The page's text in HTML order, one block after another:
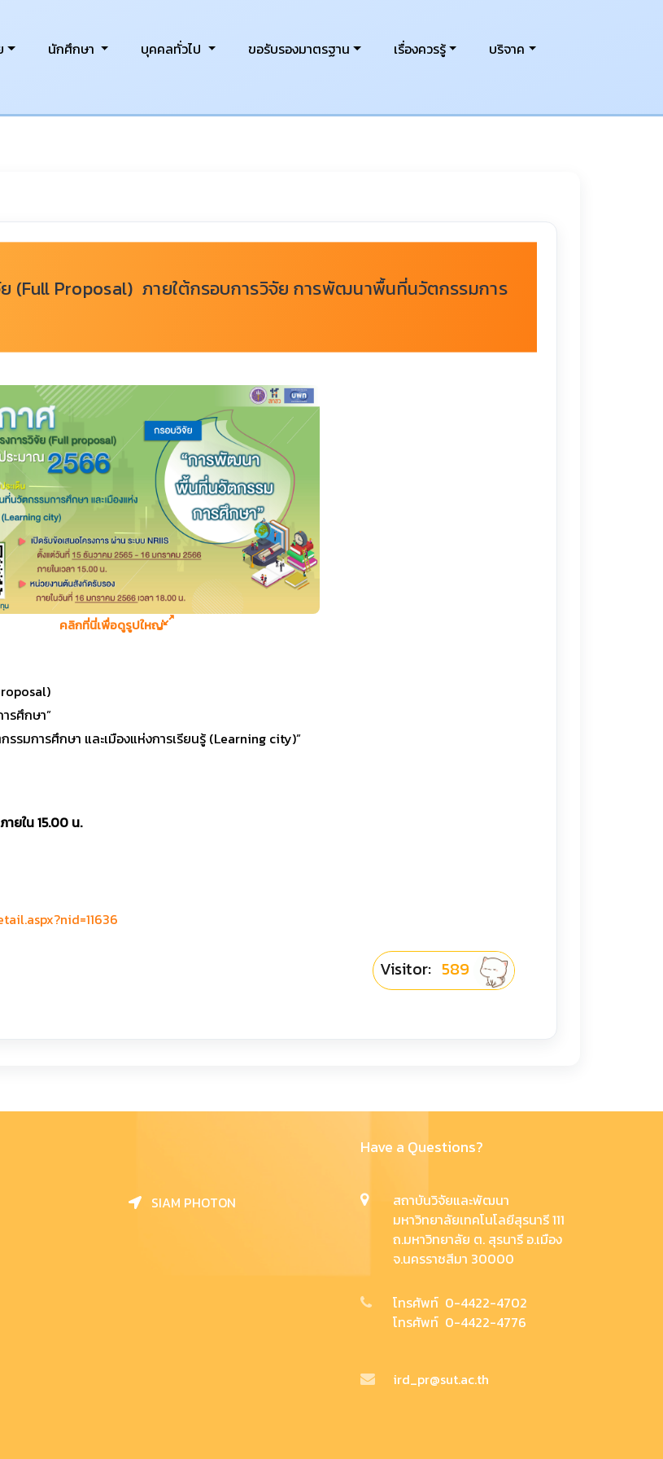
นักศึกษา บุคคลทั่วไป ขอรับรองมาตรฐาน เรื่องควรรู้ บริจาค
(Full Proposal) ภายใต้กรอบการวิจัย การพัฒนาพื้นที่นวัตกรรมการ
คลิกที่นี่เพื่อดูรูปใหญ่
รศึกษา”
มการศึกษา และเมืองแห่งการเรียนรู้ (Learning city)”
ยใน 15.00 น.
Visitor: 589
SIAM PHOTON
Have a Questions?
สถาบันวิจัยและพัฒนา
มหาวิทยาลัยเทคโนโลยีสุรนารี 111
ถ.มหาวิทยาลัย ต. สุรนารี อ.เมือง
จ.นครราชสีมา 30000
โทรศัพท์ 0-4422-4702
โทรศัพท์ 0-4422-4776
ird_pr@sut.ac.th